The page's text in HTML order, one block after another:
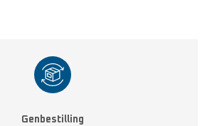
Genbestilling